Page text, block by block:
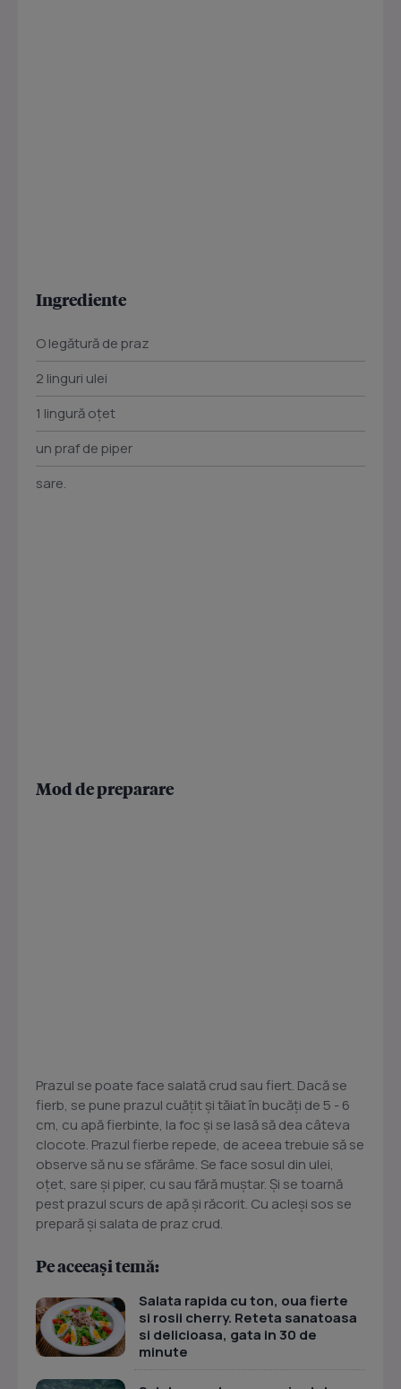
Ingrediente
O legătură de praz
2 linguri ulei
1 lingură oţet
un praf de piper
sare.
Mod de preparare
Prazul se poate face salată crud sau fiert. Dacă se
fierb, se pune prazul cuăţit şi tăiat în bucăţi de 5 - 6
cm, cu apă fierbinte, la foc şi se lasă să dea câteva
clocote. Prazul fierbe repede, de aceea trebuie să se
observe să nu se sfărâme. Se face sosul din ulei,
oţet, sare şi piper, cu sau fără muştar. Şi se toarnă
pest prazul scurs de apă şi răcorit. Cu acleşi sos se
prepară şi salata de praz crud.
Pe aceeași temă:
Salata rapida cu ton, oua fierte
si rosii cherry. Reteta sanatoasa
si delicioasa, gata in 30 de
minute